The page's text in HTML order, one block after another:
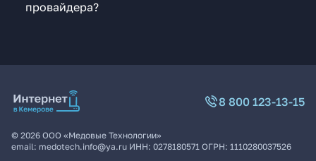
провайдера?
8 800 123-13-15
© 2026 ООО «Медовые Технологии»
email: medotech.info@ya.ru ИНН: 0278180571 ОГРН: 1110280037526